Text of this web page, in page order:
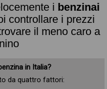
i benzinai
controllare i prezzi
il meno caro a
in Italia?
da quattro fattori: